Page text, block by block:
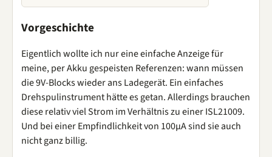
Vorgeschichte
Eigentlich wollte ich nur eine einfache Anzeige für
meine, per Akku gespeisten Referenzen: wann müssen
die 9V-Blocks wieder ans Ladegerät. Ein einfaches
Drehspulinstrument hätte es getan. Allerdings brauchen
diese relativ viel Strom im Verhältnis zu einer ISL21009.
Und bei einer Empfindlichkeit von 100µA sind sie auch
nicht ganz billig.